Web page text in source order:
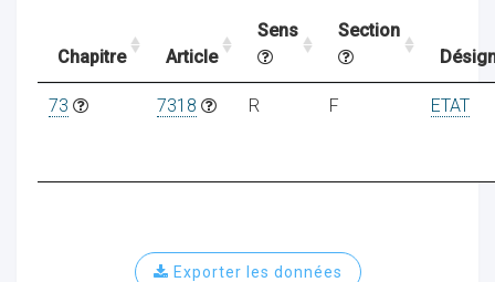
Chapitre Article
Sens
Section
73 7318 R F ETAT
Exporter les données